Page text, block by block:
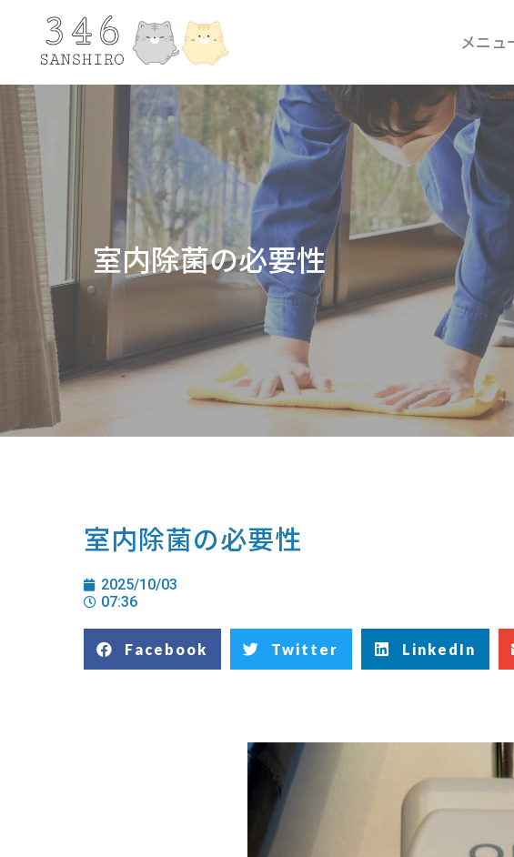
メニュ
室内除菌の必要性
室内除菌の必要性
2025/10/03
07:36
Facebook Twitter LinkedIn